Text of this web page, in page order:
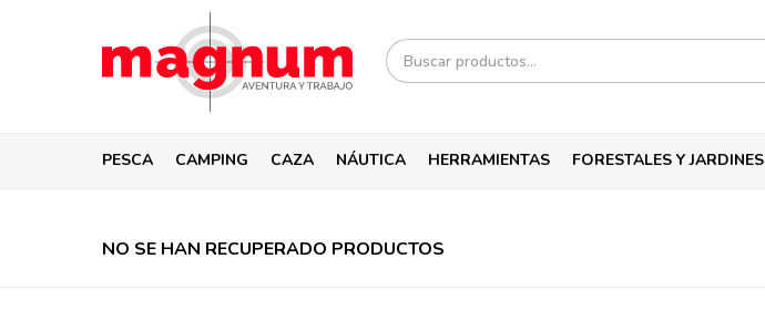
PESCA CAMPING CAZA NÁUTICA HERRAMIENTAS FORESTALES Y JARDINES
NO SE HAN RECUPERADO PRODUCTOS